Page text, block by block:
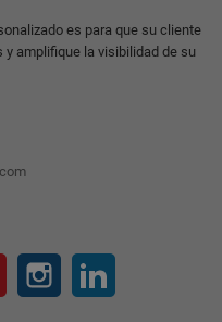
es para que su cliente
amplifique la visibilidad de su
Pinterest Instagram